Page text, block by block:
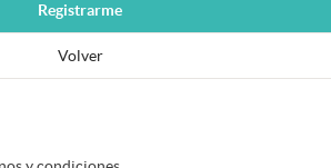
Registrarme
Volver